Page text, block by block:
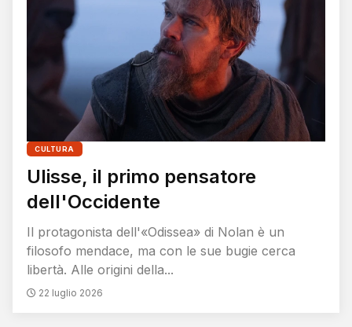
CULTURA
Ulisse, il primo pensatore
dell'Occidente
Il protagonista dell'«Odissea» di Nolan è un
filosofo mendace, ma con le sue bugie cerca
libertà. Alle origini della...
22 luglio 2026